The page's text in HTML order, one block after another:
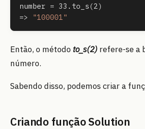
number = 33.to_s(2 )
=>
"100001"
Então, o método to_s(2) refere-se a
número.
Sabendo disso, podemos criar a
Criando função Solution